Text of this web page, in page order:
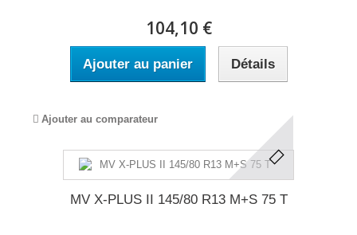
104,10 €
Ajouter au panier Détails
Ajouter au comparateur
MV X-PLUS II 145/80 R13 M+S 75 T